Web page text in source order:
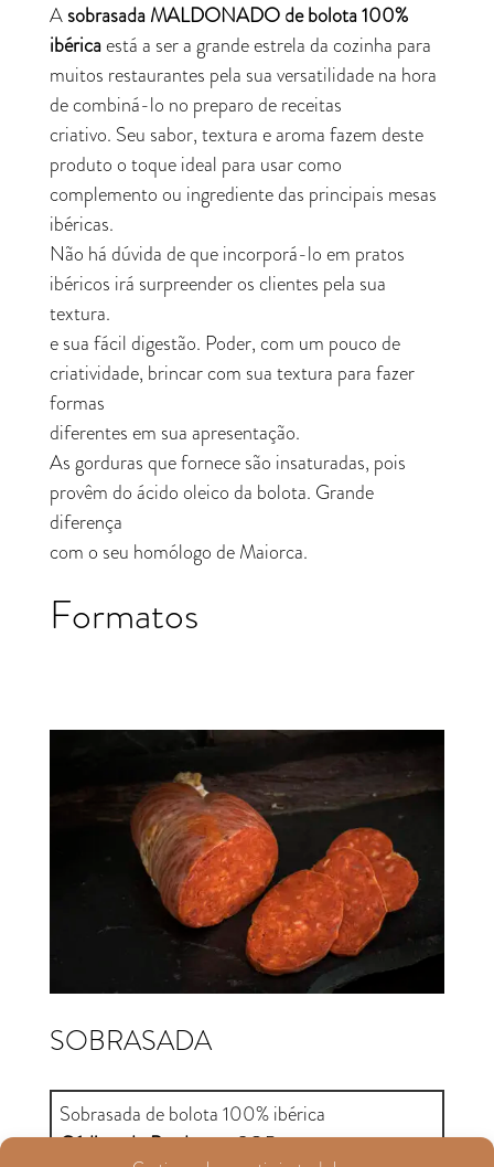
Asobrasada MALDONADO de bolota 100%
ibéricaestá a ser a grande estrela da cozinha para
muitos restaurantes pela sua versatilidade na hora
de combiná-lo no preparo de receitas
criativo. Seu sabor, textura e aroma fazem deste
produto o toque ideal para usar como
complemento ou ingrediente das principais mesas
ibéricas.
Não há dúvida de que incorporá-lo em pratos
ibéricos irá surpreender os clientes pela sua
textura.
e sua fácil digestão. Poder, com um pouco de
criatividade, brincar com sua textura para fazer
formas
diferentes em sua apresentação.
As gorduras que fornece são insaturadas, pois
provêm do ácido oleico da bolota. Grande
diferença
com o seu homólogo de Maiorca.
Formatos
SOBRASADA
Sobrasada de bolota 100% ibérica
Código. do Produto– SOB1